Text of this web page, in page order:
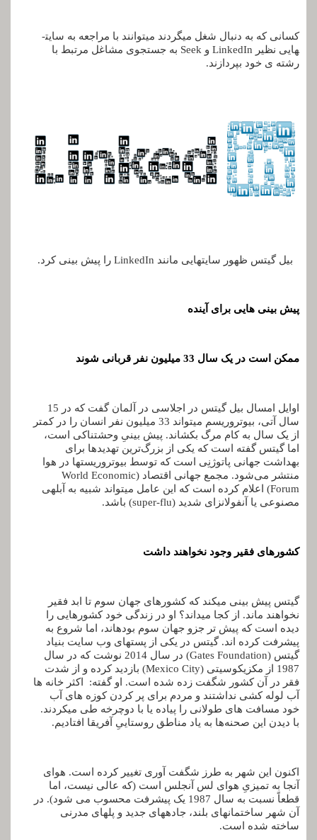
کسانی که به دنبال شغل می­گردند می­توانند با مراجعه به سایت­
هایی نظیر LinkedIn و Seek به جستجوی مشاغل مرتبط با
رشته­ ی خود بپردازند.
بیل گیتس ظهور سایت­هایی مانند LinkedIn را پیش ­بینی کرد.
پیش ­بینی ­هایی برای آینده
ممکن است در یک سال 33 میلیون نفر قربانی شوند
اوایل امسال بیل گیتس در اجلاسی در آلمان گفت که در 15
سال آتی، بیوتروریسم می­تواند 33 میلیون نفر انسان را در کمتر
از یک سال به کام مرگ بکشاند. پیش­ بینیِ وحشتناکی است،
اما گیتس گفته است که یکی از بزرگ‌ترین تهدیدها برای
بهداشت جهانی پاتوژنِی است که توسط بیوتروریست­ها در هوا
منتشر می‌شود. مجمع جهانی اقتصاد (World Economic
Forum) اعلام کرده است که این عامل می­تواند شبیه به آبله­ی
مصنوعی یا آنفولانزای شدید (super-flu) باشد.
کشورهای فقیر وجود نخواهند داشت
گیتس پیش­ بینی می­کند که کشورهای جهان سوم تا ابد فقیر
نخواهند ماند. از کجا می­داند؟ او در زندگی خود کشورهایی را
دیده است که پیش­ تر جزو جهان سوم بوده­اند، اما شروع به
پیشرفت کرده ­اند. گیتس در یکی از پست­های وب ‌سایت بنیاد
گیتس (Gates Foundation) در سال 2014 نوشت که در سال
1987 از مکزیکوسیتی (Mexico City) بازدید کرده و از شدت
فقر در آن کشور شگفت­ زده شده است. او گفته: اکثر خانه­ ها
آب لوله­ کشی نداشتند و مردم برای پر کردن کوزه­ های آب
خود مسافت­ های طولانی را پیاده یا با دوچرخه طی می­کردند.
با دیدن این صحنه‌ها به یاد مناطق روستاییِ آفریقا افتادیم.
اکنون این شهر به طرز شگفت­ آوری تغییر کرده است. هوای
آنجا به تمیزیِ هوای لس­ آنجلس است (که عالی نیست، اما
قطعاً نسبت به سال 1987 یک پیشرفت محسوب می­ شود). در
آن شهر ساختمان­های بلند، جاده­های جدید و پل­های مدرنی
ساخته­ شده است.